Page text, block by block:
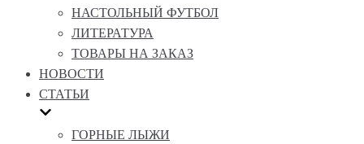
НАСТОЛЬНЫЙ ФУТБОЛ
ЛИТЕРАТУРА
ТОВАРЫ НА ЗАКАЗ
НОВОСТИ
СТАТЬИ
ГОРНЫЕ ЛЫЖИ